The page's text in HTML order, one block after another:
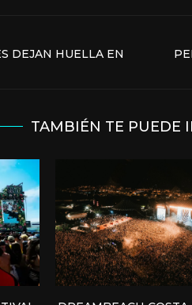
DEJAN HUELLA EN
TAMBIÉN TE PUEDE